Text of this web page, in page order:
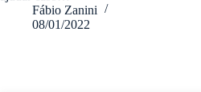
Fábio Zanini
08/01/2022